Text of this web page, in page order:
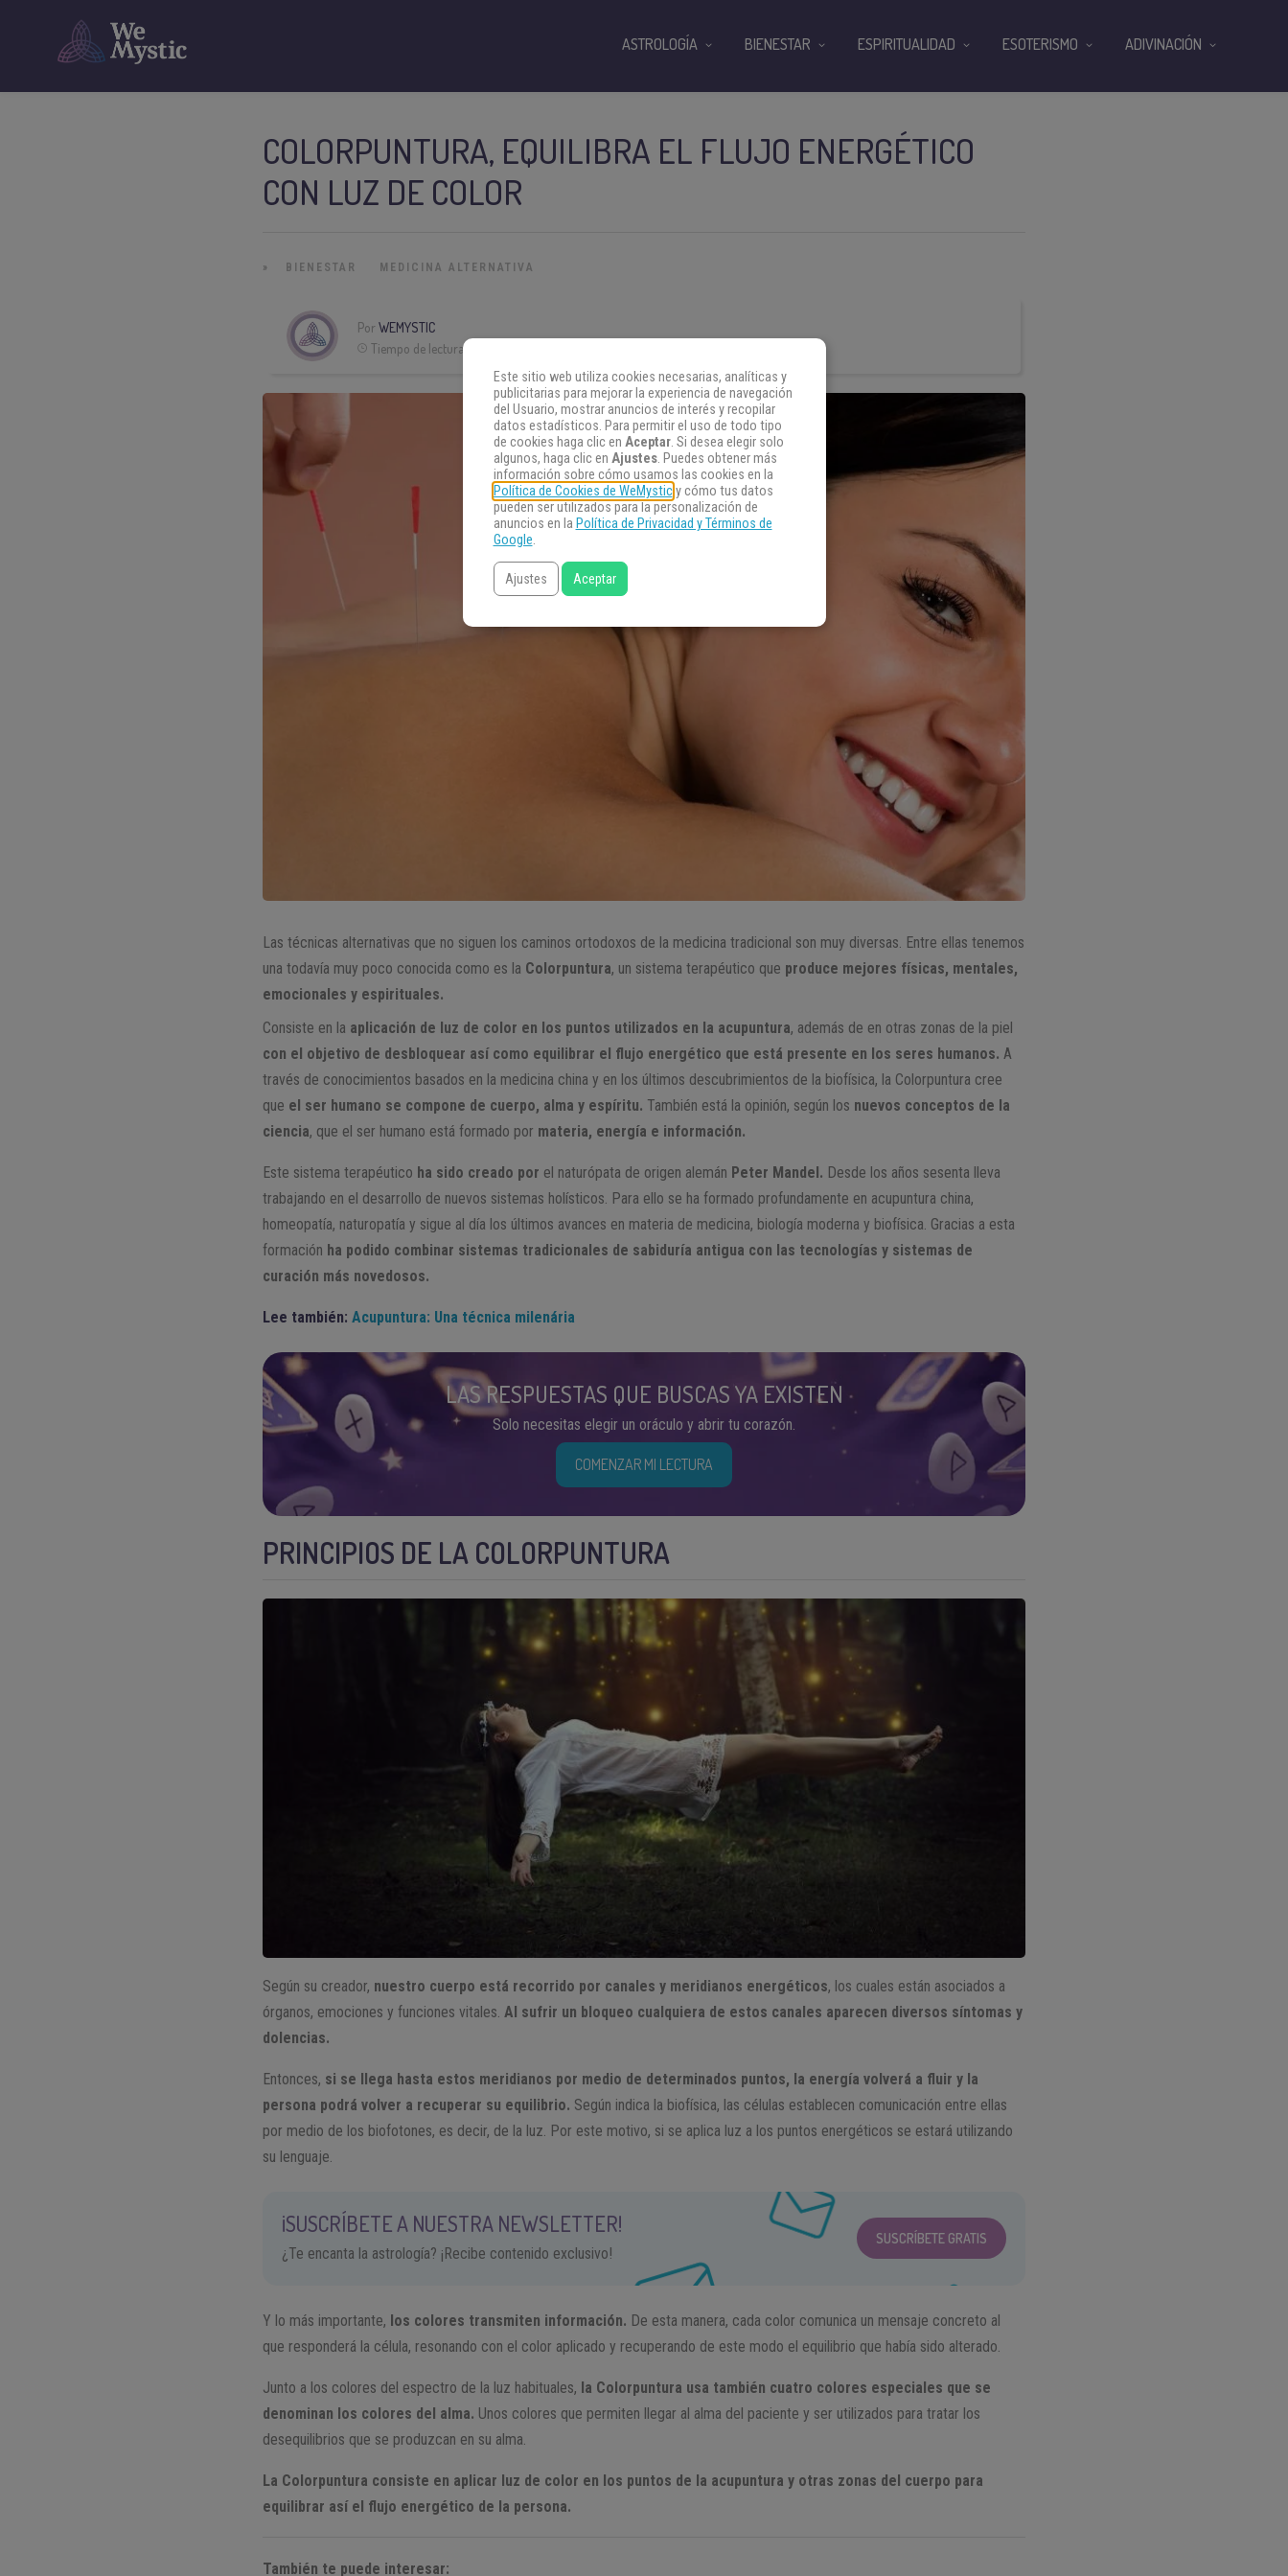
COLORPUNTURA, EQUILIBRA EL FLUJO ENERGÉTICO
CON LUZ DE COLOR
» BIENESTAR MEDICINA ALTERNATIVA
Por WEMYSTIC
Tiempo de lectura:
Las técnicas alternativas que no siguen los caminos ortodoxos de la medicina tradicional son muy diversas. Entre ellas tenemos
una todavía muy poco conocida como es la Colorpuntura, un sistema terapéutico que produce mejores físicas, mentales,
emocionales y espirituales.
Consiste en la aplicación de luz de color en los puntos utilizados en la acupuntura, además de en otras zonas de la piel
con el objetivo de desbloquear así como equilibrar el flujo energético que está presente en los seres humanos.A
través de conocimientos basados en la medicina china y en los últimos descubrimientos de la biofísica, la Colorpuntura cree
que el ser humano se compone de cuerpo, alma y espíritu. También está la opinión, según los nuevos conceptos de la
ciencia, que el ser humano está formado por materia, energía e información.
Este sistema terapéutico ha sido creado por el naturópata de origen alemán Peter Mandel. Desde los años sesenta lleva
trabajando en el desarrollo de nuevos sistemas holísticos. Para ello se ha formado profundamente en acupuntura china,
homeopatía, naturopatía y sigue al día los últimos avances en materia de medicina, biología moderna y biofísica. Gracias a esta
formación ha podido combinar sistemas tradicionales de sabiduría antigua con las tecnologías y sistemas de
curación más novedosos.
Lee también: Acupuntura: Una técnica milenária
LAS RESPUESTAS QUE BUSCAS YA EXISTEN
Solo necesitas elegir un oráculo y abrir tu corazón.
COMENZAR MI LECTURA
PRINCIPIOS DE LA COLORPUNTURA
Según su creador, nuestro cuerpo está recorrido por canales y meridianos energéticos, los cuales están asociados a
órganos, emociones y funciones vitales.Al sufrir un bloqueo cualquiera de estos canales aparecen diversos síntomas y
dolencias.
Entonces, si se llega hasta estos meridianos por medio de determinados puntos, la energía volverá a fluir y la
persona podrá volver a recuperar su equilibrio. Según indica la biofísica, las células establecen comunicación entre ellas
por medio de los biofotones, es decir, de la luz. Por este motivo, si se aplica luz a los puntos energéticos se estará utilizando
su lenguaje.
¡SUSCRÍBETE A NUESTRA NEWSLETTER!
¿Te encanta la astrología? ¡Recibe contenido exclusivo!
SUSCRÍBETE GRATIS
Y lo más importante, los colores transmiten información. De esta manera, cada color comunica un mensaje concreto al
que responderá la célula, resonando con el color aplicado y recuperando de este modo el equilibrio que había sido alterado.
Junto a los colores del espectro de la luz habituales, la Colorpuntura usa también cuatro colores especiales que se
denominan los colores del alma. Unos colores que permiten llegar al alma del paciente y ser utilizados para tratar los
desequilibrios que se produzcan en su alma.
La Colorpuntura consiste en aplicar luz de color en los puntos de la acupuntura y otras zonas del cuerpo para
equilibrar así el flujo energético de la persona.
También te puede interesar:
ASTROLOGÍA BIENESTAR ESPIRITUALIDAD ESOTERISMO ADIVINACIÓN
Este sitio web utiliza cookies necesarias, analíticas y
publicitarias para mejorar la experiencia de navegación
del Usuario, mostrar anuncios de interés y recopilar
datos estadísticos. Para permitir el uso de todo tipo
de cookies haga clic en Aceptar. Si desea elegir solo
algunos, haga clic en Ajustes. Puedes obtener más
información sobre cómo usamos las cookies en la
Política de Cookies de WeMysticy cómo tus datos
pueden ser utilizados para la personalización de
anuncios en la Política de Privacidad y Términos de
Google.
Ajustes Aceptar